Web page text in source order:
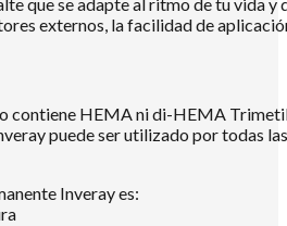
externos, la facilidad de
contiene HEMA ni di-HEMA
puede ser utilizado por todas
Inveray es: